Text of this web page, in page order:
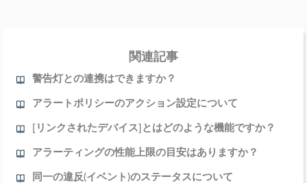
関連記事
警告灯との連携はできますか？
アラートポリシーのアクション設定について
[リンクされたデバイス]とはどのような機能ですか？
アラーティングの性能上限の目安はありますか？
同一の違反(イベント)のステータスについて